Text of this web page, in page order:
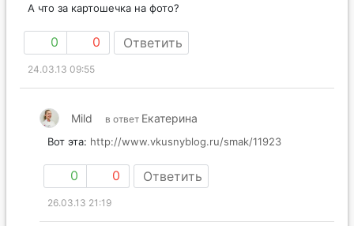
А что за картошечка на фото?
0 0 Ответить
24.03.13 09:55
Mild в ответ Екатерина
Вот эта: http://www.vkusnyblog.ru/smak/11923
0 0 Ответить
26.03.13 21:19